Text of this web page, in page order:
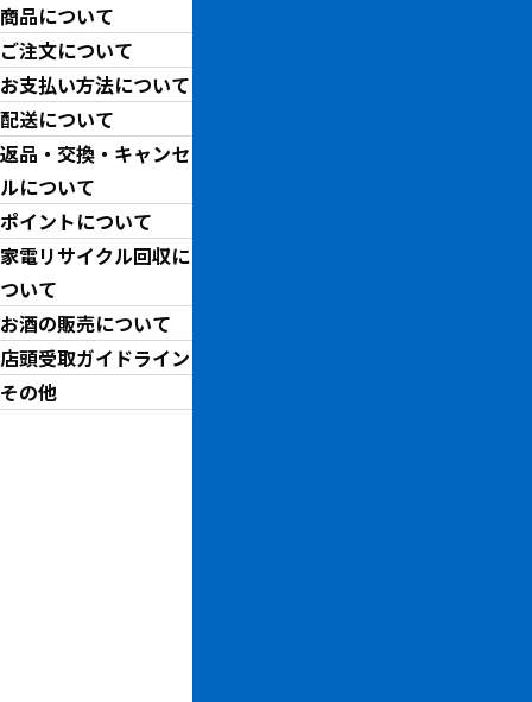
商品について
ご注文について
お支払い方法について
配送について
返品・交換・キャンセ
ルについて
ポイントについて
家電リサイクル回収に
ついて
お酒の販売について
店頭受取ガイドライン
その他
トレジャーファクトリーリ